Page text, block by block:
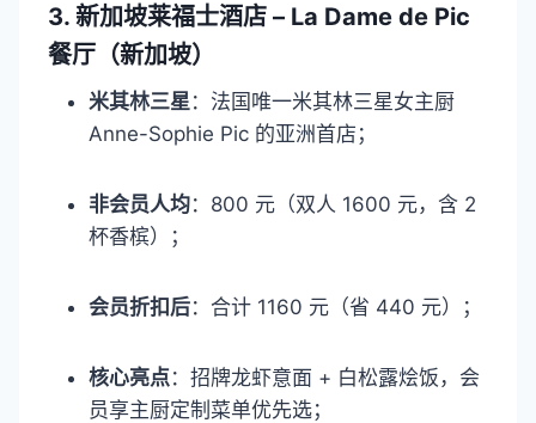
3. 新加坡莱福士酒店 – La Dame de Pic
餐厅（新加坡）​
米其林三星 ：法国唯一米其林三星女主厨
Anne-Sophie Pic 的亚洲首店；​
非会员人均：800 元（双人 1600 元，含 2
杯香槟）；​
会员折扣后：合计 1160 元（省 440 元）；​
核心亮点：招牌龙虾意面 + 白松露烩饭，会
员享主厨定制菜单优先选；​